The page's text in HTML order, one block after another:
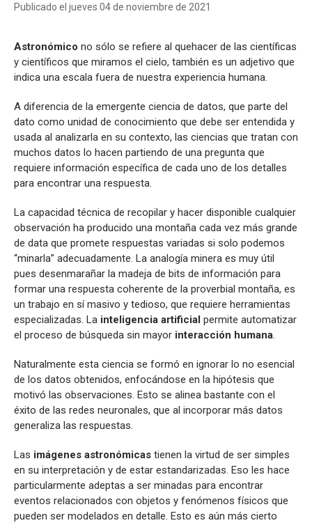
Publicado el jueves 04 de noviembre de 2021
Astronómico no sólo se refiere al quehacer de las científicas
y científicos que miramos el cielo, también es un adjetivo que
indica una escala fuera de nuestra experiencia humana.
A diferencia de la emergente ciencia de datos, que parte del
dato como unidad de conocimiento que debe ser entendida y
usada al analizarla en su contexto, las ciencias que tratan con
muchos datos lo hacen partiendo de una pregunta que
requiere información específica de cada uno de los detalles
para encontrar una respuesta.
La capacidad técnica de recopilar y hacer disponible cualquier
observación ha producido una montaña cada vez más grande
de data que promete respuestas variadas si solo podemos
“minarla” adecuadamente. La analogía minera es muy útil
pues desenmarañar la madeja de bits de información para
formar una respuesta coherente de la proverbial montaña, es
un trabajo en sí masivo y tedioso, que requiere herramientas
especializadas. La inteligencia artificial permite automatizar
el proceso de búsqueda sin mayor interacción humana.
Naturalmente esta ciencia se formó en ignorar lo no esencial
de los datos obtenidos, enfocándose en la hipótesis que
motivó las observaciones. Esto se alinea bastante con el
éxito de las redes neuronales, que al incorporar más datos
generaliza las respuestas.
Las imágenes astronómicas tienen la virtud de ser simples
en su interpretación y de estar estandarizadas. Eso les hace
particularmente adeptas a ser minadas para encontrar
eventos relacionados con objetos y fenómenos físicos que
pueden ser modelados en detalle. Esto es aún más cierto